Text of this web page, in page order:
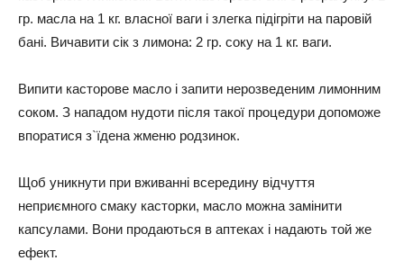
гр. масла на 1 кг. власної ваги і злегка підігріти на паровій
бані. Вичавити сік з лимона: 2 гр. соку на 1 кг. ваги.
Випити касторове масло і запити нерозведеним лимонним
соком. З нападом нудоти після такої процедури допоможе
впоратися з`їдена жменю родзинок.
Щоб уникнути при вживанні всередину відчуття
неприємного смаку касторки, масло можна замінити
капсулами. Вони продаються в аптеках і надають той же
ефект.